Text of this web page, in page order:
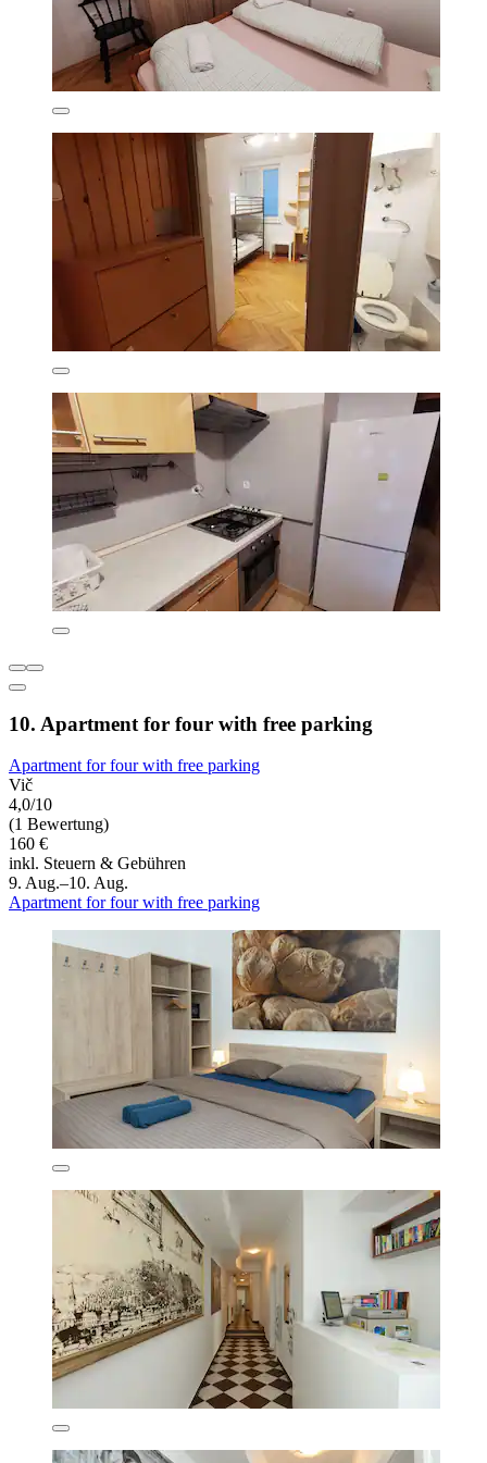
10. Apartment for four with free parking
Apartment for four with free parking
Vič
4,0/10
(1 Bewertung)
160 €
inkl. Steuern & Gebühren
9. Aug.–10. Aug.
Apartment for four with free parking